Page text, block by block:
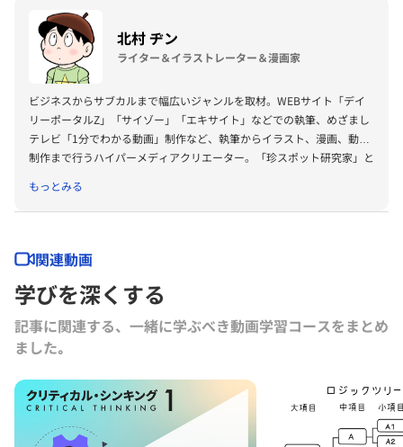
（東洋経済新報社）、『［実況］ロジカルシンキング教室』『［実況』
アカウンティング教室』『競争優位としての経営理念』（以上PHP研
究所）、『ロジカルシンキングの落とし穴』『バイアス』『KSFとは』
（以上グロービス電子出版）、共著書に『グロービスMBAマネジメン
ト・ブック』『グロービスMBAマネジメント・ブックⅡ』『MBA定量
分析と意思決定』『グロービスMBAビジネスプラン』『ストーリーで
学ぶマーケティング戦略の基本』（以上ダイヤモンド社）など。その他
にも多数の単著、共著書、共訳書がある。
グロービス経営大学院や企業研修において経営戦略、マーケティング、
事業革新、管理会計、自社課題（アクションラーニング）などの講師を
北村 ヂン
ライター＆イラストレーター＆漫画家
ビジネスからサブカルまで幅広いジャンルを取材。WEBサイト「デイ
リーポータルZ」「サイゾー」「エキサイト」などでの執筆、めざまし
テレビ「1分でわかる動画」制作など、執筆からイラスト、漫画、動画
制作まで行うハイパーメディアクリエーター。「珍スポット研究家」と
リハビリ日記』、『群馬のおきて』など多数。
もっとみる
関連動画
学びを深くする
記事に関連する、一緒に学ぶべき動画学習コースをまとめ
ました｡